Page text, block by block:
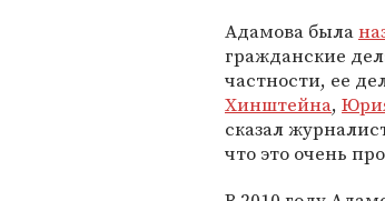
Адамова была
гражданские
частности, ее
Хинштейна,
сказал
что это очень